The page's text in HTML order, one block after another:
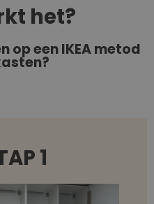
het?
op een IKEA metod
1